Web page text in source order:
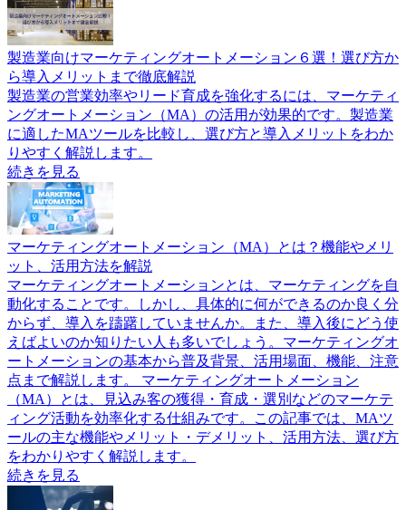
製造業向けマーケティングオートメーション６選！選び方か
ら導入メリットまで徹底解説
製造業の営業効率やリード育成を強化するには、マーケティ
ングオートメーション（MA）の活用が効果的です。製造業
に適したMAツールを比較し、選び方と導入メリットをわか
りやすく解説します。
続きを見る
マーケティングオートメーション（MA）とは？機能やメリ
ット、活用方法を解説
マーケティングオートメーションとは、マーケティングを自
動化することです。しかし、具体的に何ができるのか良く分
からず、導入を躊躇していませんか。また、導入後にどう使
えばよいのか知りたい人も多いでしょう。マーケティングオ
ートメーションの基本から普及背景、活用場面、機能、注意
点まで解説します。 マーケティングオートメーション
（MA）とは、見込み客の獲得・育成・選別などのマーケテ
ィング活動を効率化する仕組みです。この記事では、MAツ
ールの主な機能やメリット・デメリット、活用方法、選び方
をわかりやすく解説します。
続きを見る